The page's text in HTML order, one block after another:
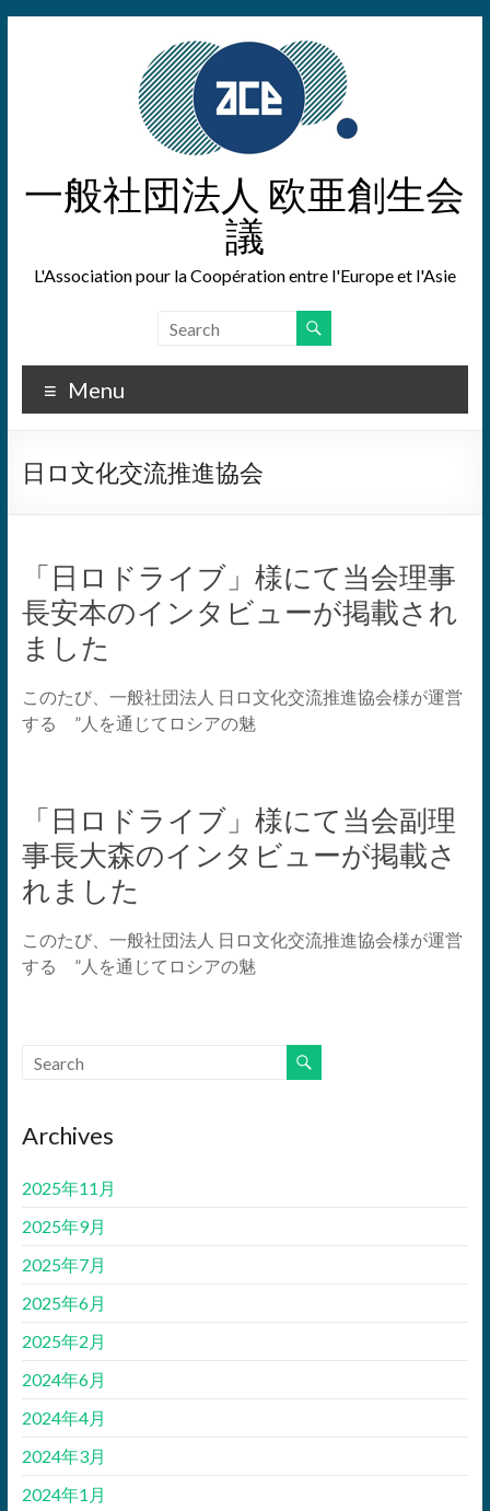
一般社団法人 欧亜創生会
議
L'Association pour la Coopération entre l'Europe et l'Asie
Menu
日ロ文化交流推進協会
「日ロドライブ」様にて当会理事
長安本のインタビューが掲載され
ました
このたび、一般社団法人 日ロ文化交流推進協会様が運営
する ”人を通じてロシアの魅
「日ロドライブ」様にて当会副理
事長大森のインタビューが掲載さ
れました
このたび、一般社団法人 日ロ文化交流推進協会様が運営
する ”人を通じてロシアの魅
Archives
2025年11月
2025年9月
2025年7月
2025年6月
2025年2月
2024年6月
2024年4月
2024年3月
2024年1月